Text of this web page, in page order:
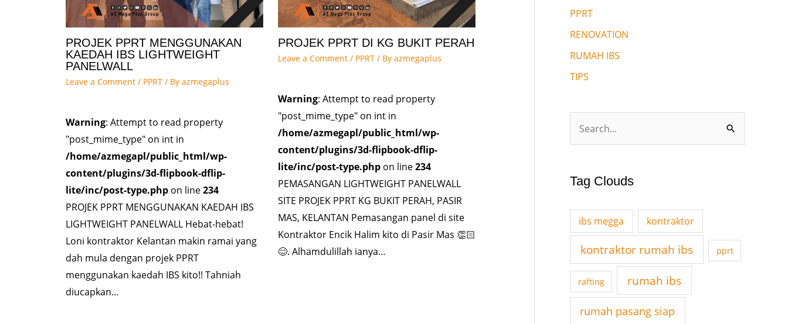
PROJEK PPRT MENGGUNAKAN
KAEDAH IBS LIGHTWEIGHT
PANELWALL
Leave a Comment / PPRT / By azmegaplus
Warning: Attempt to read property
"post_mime_type" on int in
/home/azmegapl/public_html/wp-
content/plugins/3d-flipbook-dflip-
lite/inc/post-type.php on line234
PROJEK PPRT MENGGUNAKAN KAEDAH IBS
LIGHTWEIGHT PANELWALL Hebat-hebat!
Loni kontraktor Kelantan makin ramai yang
dah mula dengan projek PPRT
menggunakan kaedah IBS kito!! Tahniah
diucapkan…
PROJEK PPRT DI KG BUKIT PERAH
Leave a Comment / PPRT / By azmegaplus
Warning: Attempt to read property
"post_mime_type" on int in
/home/azmegapl/public_html/wp-
content/plugins/3d-flipbook-dflip-
lite/inc/post-type.php on line234
PEMASANGAN LIGHTWEIGHT PANELWALL
SITE PROJEK PPRT KG BUKIT PERAH, PASIR
MAS, KELANTAN Pemasangan panel di site
Kontraktor Encik Halim kito di Pasir Mas 👏🏻
😊. Alhamdulillah ianya…
PPRT
RENOVATION
RUMAH IBS
TIPS
r
o
:
Tag Clouds
ibs megga kontraktor
kontraktor rumah ibs pprt
rafting rumah ibs
rumah pasang siap